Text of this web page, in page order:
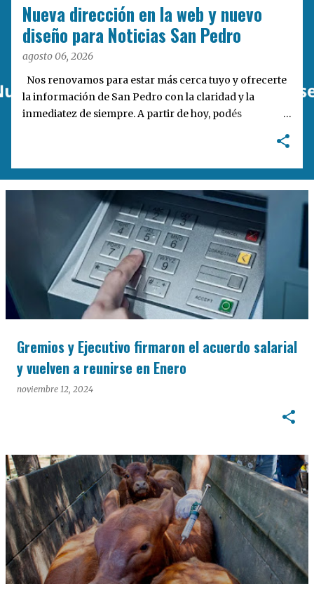
Nueva dirección en la web y nuevo
diseño para Noticias San Pedro
agosto 06, 2026
Nos renovamos para estar más cerca tuyo y ofrecerte
la información de San Pedro con la claridad y la
inmediatez de siempre. A partir de hoy, podés
Desarrollamos una interfaz más ágil, moderna e
intuitiva, pensada para optimizar la navegación desde
cualquier dispositivo, facilitar el acceso a las noticias
locales y potenciar la interacción de los lectores con
nuestros contenidos.
Gremios y Ejecutivo firmaron el acuerdo salarial
y vuelven a reunirse en Enero
noviembre 12, 2024